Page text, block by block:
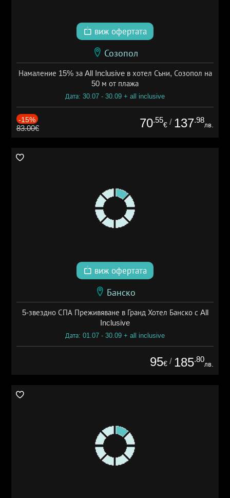
виж офертата
Созопол
Намаление 15% за All Inclusive в хотел Съни, Созопол на
50 м от плажа
Дата: 30.07 - 30.09 + all inclusive
-15%
83.00€ 70.55
€ / 137.98
лв.
виж офертата
Банско
5-звездно СПА Преживяване в Гранд Хотел Банско с All
Inclusive
Дата: 01.07 - 30.09 + all inclusive
95€ / 185.80
лв.